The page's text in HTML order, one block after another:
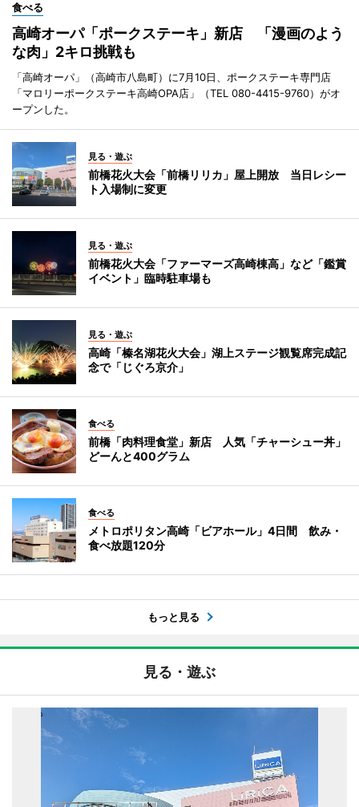
食べる
高崎オーパ「ポークステーキ」新店 「漫画のよう
な肉」2キロ挑戦も
「高崎オーパ」（高崎市八島町）に7月10日、ポークステーキ専門店
「マロリーポークステーキ高崎OPA店」（TEL 080-4415-9760）がオ
ープンした。
見る・遊ぶ
前橋花火大会「前橋リリカ」屋上開放 当日レシー
ト入場制に変更
見る・遊ぶ
前橋花火大会「ファーマーズ高崎棟高」など「鑑賞
イベント」臨時駐車場も
見る・遊ぶ
高崎「榛名湖花火大会」湖上ステージ観覧席完成記
念で「じぐろ京介」
食べる
前橋「肉料理食堂」新店 人気「チャーシュー丼」
どーんと400グラム
食べる
メトロポリタン高崎「ビアホール」4日間 飲み・
食べ放題120分
もっと見る
見る・遊ぶ